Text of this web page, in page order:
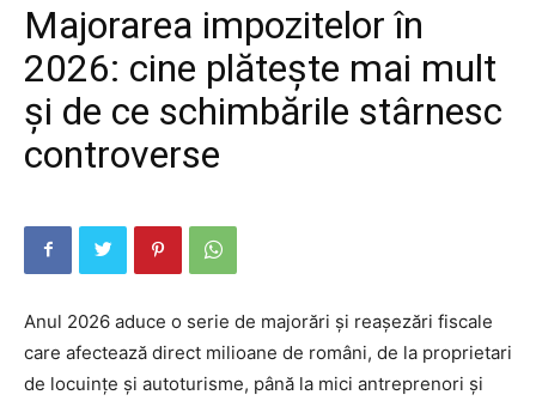
Majorarea impozitelor în
2026: cine plătește mai mult
și de ce schimbările stârnesc
controverse
Anul 2026 aduce o serie de majorări și reașezări fiscale
care afectează direct milioane de români, de la proprietari
de locuințe și autoturisme, până la mici antreprenori și